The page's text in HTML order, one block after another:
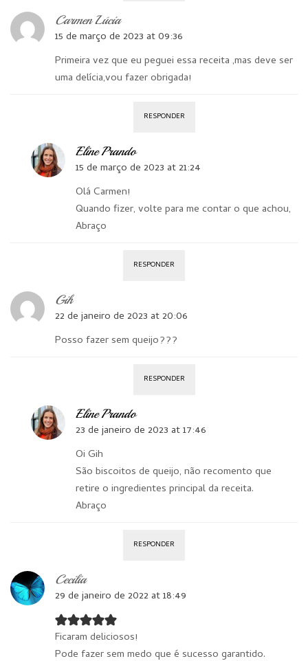
Carmen Lúcia
15 de março de 2023 at 09:36
Primeira vez que eu peguei essa receita ,mas deve ser
uma delícia,vou fazer obrigada!
RESPONDER
Eline Prando
15 de março de 2023 at 21:24
Olá Carmen!
Quando fizer, volte para me contar o que achou,
Abraço
RESPONDER
Gih
22 de janeiro de 2023 at 20:06
Posso fazer sem queijo???
RESPONDER
Eline Prando
23 de janeiro de 2023 at 17:46
Oi Gih
São biscoitos de queijo, não recomento que
retire o ingredientes principal da receita.
Abraço
RESPONDER
Cecilia
29 de janeiro de 2022 at 18:49
Ficaram deliciosos!
Pode fazer sem medo que é sucesso garantido.